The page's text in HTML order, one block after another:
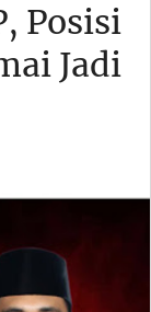
Posisi
Jadi